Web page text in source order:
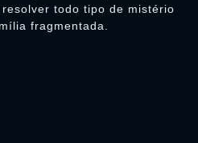
todo tipo de mistério
fragmentada.